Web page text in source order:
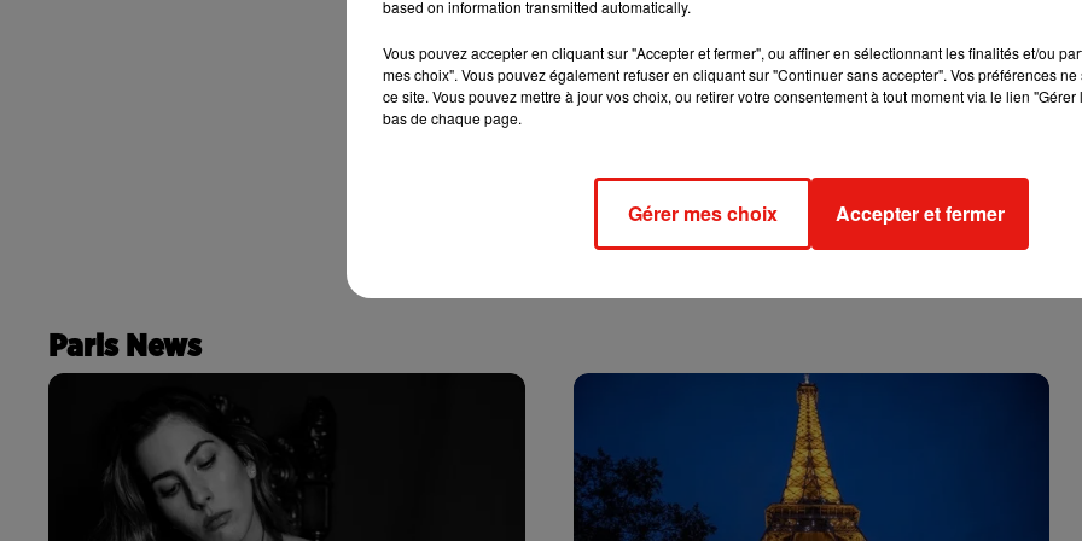
Paris News
based on information transmitted automatically.
Vous pouvez accepter en cliquant sur "Accepter et fermer", ou affiner en sélectionnant les finalités et/ou
mes choix". Vous pouvez également refuser en cliquant sur "Continuer sans accepter". Vos préférences
ce site. Vous pouvez mettre à jour vos choix, ou retirer votre consentement à tout moment via le lien
bas de chaque page.
Gérer mes choix Accepter et fermer